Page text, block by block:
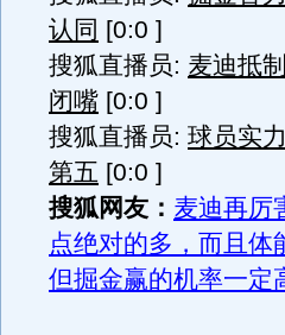
认同 [0:0 ]
搜狐直播员: 麦迪抵
闭嘴 [0:0 ]
搜狐直播员: 球员实
第五 [0:0 ]
搜狐网友： 麦迪再厉
点绝对的多，而且体
但掘金赢的机率一定